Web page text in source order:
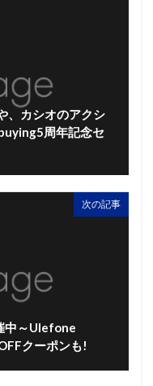
、カシオのアクシ
周年記念セ
次の記事
中～Ulefone
クーポンも!